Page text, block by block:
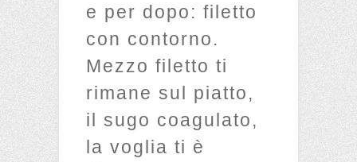
e per dopo: filetto
con contorno.
Mezzo filetto ti
rimane sul piatto,
il sugo coagulato,
la voglia ti è